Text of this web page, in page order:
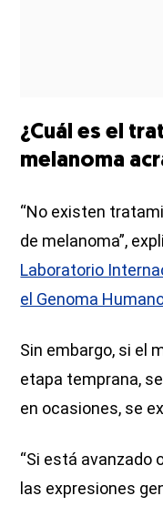
¿Cuál es el
melanoma
“No existen
de melanoma”,
Laboratorio
el Genoma
Sin embargo, si el
etapa temprana,
en ocasiones, se
“Si está avanzado
las expresiones